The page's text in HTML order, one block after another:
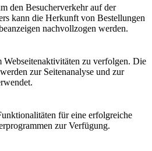
für eine erfolgreiche
zur Verfügung.
wird verwendet um Informationen
auf der Website zu erstellen und
von Webseitenaktivitäten der
dabei über das Cookie über
und sein Verhalten analysiert.